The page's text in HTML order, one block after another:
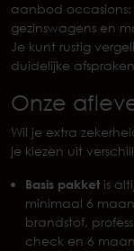
aanbod
gezinswagens en
Je kunt rustig
duidelijke
Onze
Wil je extra
je kiezen uit
Basis pakket is
minimaal 6
brandstof,
check en 6